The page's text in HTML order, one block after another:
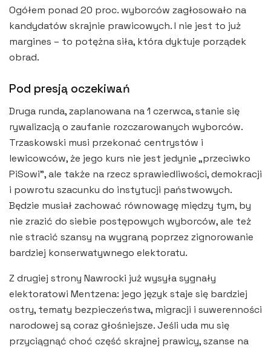
Ogółem ponad 20 proc. wyborców zagłosowało na
kandydatów skrajnie prawicowych. I nie jest to już
margines – to potężna siła, która dyktuje porządek
obrad.
Pod presją oczekiwań
Druga runda, zaplanowana na 1 czerwca, stanie się
rywalizacją o zaufanie rozczarowanych wyborców.
Trzaskowski musi przekonać centrystów i
lewicowców, że jego kurs nie jest jedynie „przeciwko
PiSowi”, ale także na rzecz sprawiedliwości, demokracji
i powrotu szacunku do instytucji państwowych.
Będzie musiał zachować równowagę między tym, by
nie zrazić do siebie postępowych wyborców, ale też
nie stracić szansy na wygraną poprzez zignorowanie
bardziej konserwatywnego elektoratu.
Z drugiej strony Nawrocki już wysyła sygnały
elektoratowi Mentzena: jego język staje się bardziej
ostry, tematy bezpieczeństwa, migracji i suwerenności
narodowej są coraz głośniejsze. Jeśli uda mu się
przyciągnąć choć część skrajnej prawicy, szanse na